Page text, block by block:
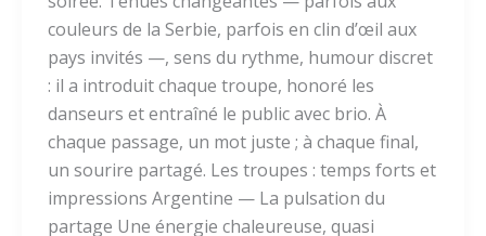
couleurs de la Serbie, parfois en clin d’œil aux
pays invités —, sens du rythme, humour discret
: il a introduit chaque troupe, honoré les
danseurs et entraîné le public avec brio. À
chaque passage, un mot juste ; à chaque final,
un sourire partagé. Les troupes : temps forts et
impressions Argentine — La pulsation du
partage Une énergie chaleureuse, quasi